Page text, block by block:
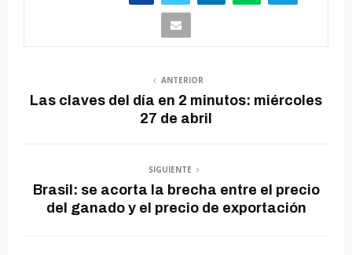
ANTERIOR
Las claves del día en 2 minutos: miércoles
27 de abril
SIGUIENTE
Brasil: se acorta la brecha entre el precio
del ganado y el precio de exportación